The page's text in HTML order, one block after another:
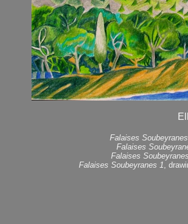
Falaises
Falaises
Falaises
Falaises Soubeyranes 1 ,